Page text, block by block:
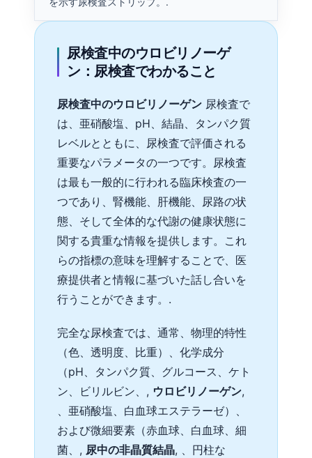
尿検査中のウロビリノーゲ
ン：尿検査でわかること
尿検査中のウロビリノーゲン 尿検査で
は、亜硝酸塩、pH、結晶、タンパク質
レベルとともに、尿検査で評価される
重要なパラメータの一つです。尿検査
は最も一般的に行われる臨床検査の一
つであり、腎機能、肝機能、尿路の状
態、そして全体的な代謝の健康状態に
関する貴重な情報を提供します。これ
らの指標の意味を理解することで、医
療提供者と情報に基づいた話し合いを
行うことができます。.
完全な尿検査では、通常、物理的特性
（色、透明度、比重）、化学成分
（pH、タンパク質、グルコース、ケト
ン、ビリルビン、, ウロビリノーゲン,
、亜硝酸塩、白血球エステラーゼ）、
および微細要素（赤血球、白血球、細
菌、, 尿中の非晶質結晶, 、円柱な